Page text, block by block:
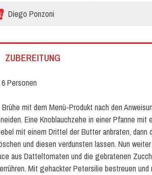
Diego Ponzoni
ZUBEREITUNG
Personen
mit dem Menù-Produkt nach den
Eine Knoblauchzehe in einer Pfanne
mit einem Drittel der Butter anbraten,
und diesen verdunsten lassen. Nun
aus Datteltomaten und die gebratenen
Mit gehackter Petersilie bestreuen